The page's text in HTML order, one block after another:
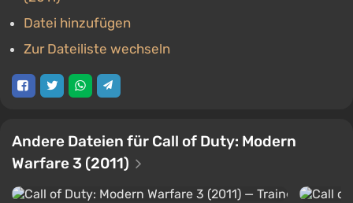
Datei hinzufügen
Zur Dateiliste wechseln
Andere Dateien für Call of Duty: Modern
Warfare 3 (2011)